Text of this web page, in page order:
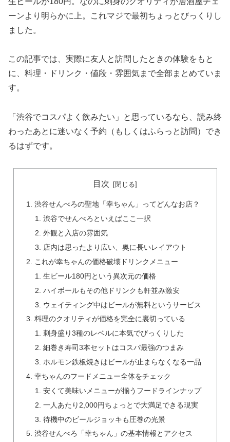
ーンより明らかに上。これマジで最初ちょっとびっくりし
ました。
この記事では、実際に友人と訪問したときの体験をもと
に、料理・ドリンク・値段・雰囲気まで全部まとめていま
す。
「渋谷でコスパよく飲みたい」と思っているなら、読み終
わったあとに迷いなく予約（もしくはふらっと訪問）でき
るはずです。
目次
渋谷せんべろの聖地「幸ちゃん」ってどんなお店？
渋谷でせんべろといえばここ一択
外観と入店の雰囲気
店内は思ったより広い、奥に長いレイアウト
これが幸ちゃんの価格破壊ドリンクメニュー
生ビール180円という異次元の価格
ハイボールもその他ドリンクも軒並み激安
ウェイティング中はビールが無料というサービス
料理のクオリティが価格を完全に裏切っている
刺身盛り3種のレベルに本気でびっくりした
細巻き寿司3本セットはコスパ最強のつまみ
ホルモン鉄板焼きはビールが止まらなくなる一品
幸ちゃんのフードメニュー全体をチェック
安くて美味いメニューが揃うフードラインナップ
一人あたり2,000円ちょっとで大満足できる現実
待機中のビールジョッキも圧巻の光景
渋谷せんべろ「幸ちゃん」の基本情報とアクセス